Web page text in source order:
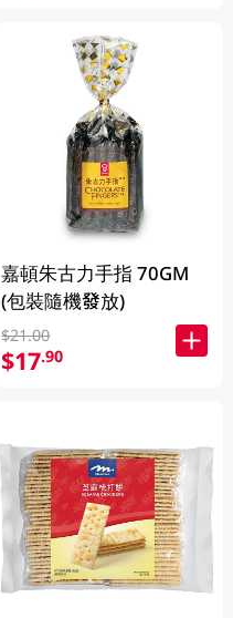
嘉頓朱古力手指 70GM
(包裝隨機發放)
$21.00
$17.90